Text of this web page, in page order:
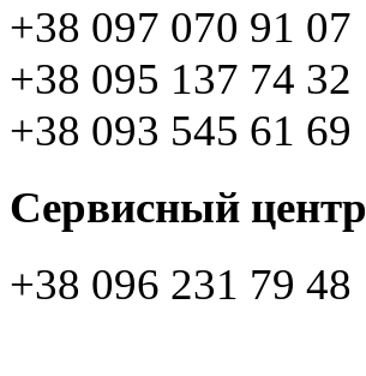
+38 097 070 91 07
+38 095 137 74 32
+38 093 545 61 69
Сервисный центр
+38 096 231 79 48